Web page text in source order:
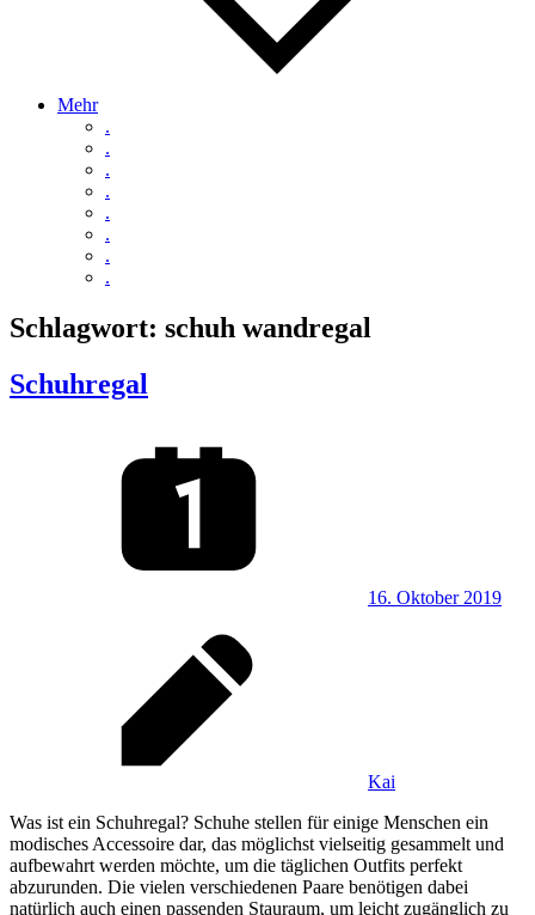
Mehr
.
.
.
.
.
.
.
.
Schlagwort: schuh wandregal
Schuhregal
16. Oktober 2019
Kai
Was ist ein Schuhregal? Schuhe stellen für einige Menschen ein
modisches Accessoire dar, das möglichst vielseitig gesammelt und
aufbewahrt werden möchte, um die täglichen Outfits perfekt
abzurunden. Die vielen verschiedenen Paare benötigen dabei
natürlich auch einen passenden Stauraum, um leicht zugänglich zu